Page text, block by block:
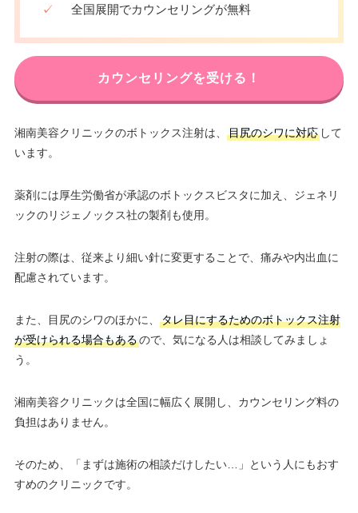
✓ 全国展開でカウンセリングが無料
カウンセリングを受ける！
湘南美容クリニックのボトックス注射は、 目尻のシワに対応して
います。
薬剤には厚生労働省が承認のボトックスビスタに加え、ジェネリ
ックのリジェノックス社の製剤も使用。
注射の際は、従来より細い針に変更することで、痛みや内出血に
配慮されています。
また、目尻のシワのほかに、
タレ目にするためのボトックス注射
が受けられる場合もあるので、気になる人は相談してみましょ
う。
湘南美容クリニックは全国に幅広く展開し、カウンセリング料の
負担はありません。
そのため、「まずは施術の相談だけしたい…」という人にもおす
すめのクリニックです。